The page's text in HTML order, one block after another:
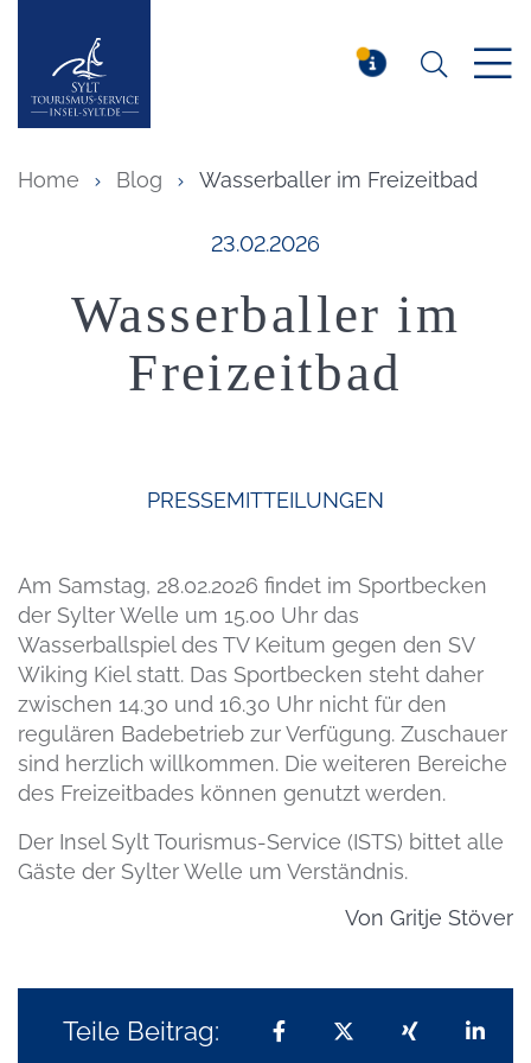
Insel Sylt Suchen
Home Blog Wasserballer im Freizeitbad
Veröffentlicht am:
23.02.2026
Wasserballer im
Freizeitbad
PRESSEMITTEILUNGEN
Am Samstag, 28.02.2026 findet im Sportbecken
der Sylter Welle um 15.00 Uhr das
Wasserballspiel des TV Keitum gegen den SV
Wiking Kiel statt. Das Sportbecken steht daher
zwischen 14.30 und 16.30 Uhr nicht für den
regulären Badebetrieb zur Verfügung. Zuschauer
sind herzlich willkommen. Die weiteren Bereiche
des Freizeitbades können genutzt werden.
Der Insel Sylt Tourismus-Service (ISTS) bittet alle
Gäste der Sylter Welle um Verständnis.
Von Gritje Stöver
Teile Beitrag: Teilen auf Facebook
Teilen auf X
Teilen auf